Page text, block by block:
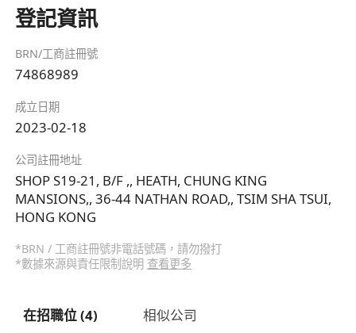
登記資訊
BRN/工商註冊號
74868989
成立日期
2023-02-18
公司註冊地址
SHOP S19-21, B/F ,, HEATH, CHUNG KING
MANSIONS,, 36-44 NATHAN ROAD,, TSIM SHA TSUI,
HONG KONG
*BRN / 工商註冊號非電話號碼，請勿撥打
*數據來源與責任限制說明 查看更多
在招職位 (4) 相似公司